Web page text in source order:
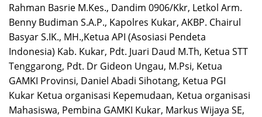
Rahman Basrie M.Kes., Dandim 0906/Kkr, Letkol Arm.
Benny Budiman S.A.P., Kapolres Kukar, AKBP. Chairul
Basyar S.IK., MH.,Ketua API (Asosiasi Pendeta
Indonesia) Kab. Kukar, Pdt. Juari Daud M.Th, Ketua STT
Tenggarong, Pdt. Dr Gideon Ungau, M.Psi, Ketua
GAMKI Provinsi, Daniel Abadi Sihotang, Ketua PGI
Kukar Ketua organisasi Kepemudaan, Ketua organisasi
Mahasiswa, Pembina GAMKI Kukar, Markus Wijaya SE,